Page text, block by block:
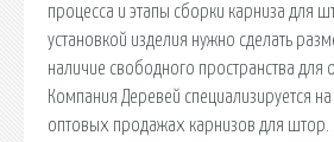
процесса и этапы сборки карниза для
установкой изделия нужно сделать
наличие свободного пространства для
Компания Деревей специализируется
оптовых продажах карнизов для